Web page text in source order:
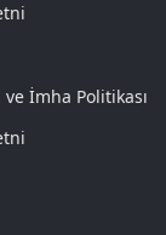
İmha Politikası